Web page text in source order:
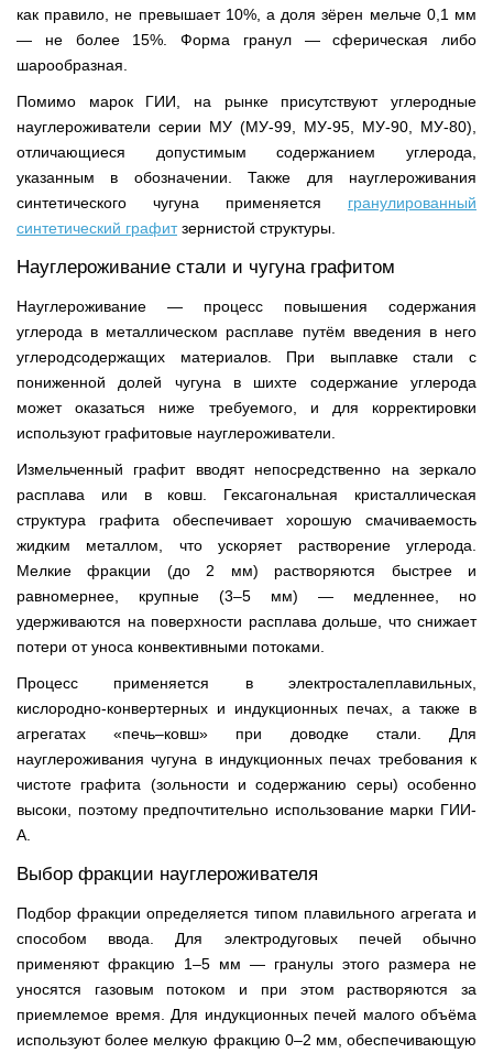
как правило, не превышает 10%, а доля зёрен мельче 0,1 мм
— не более 15%. Форма гранул — сферическая либо
шарообразная.
Помимо марок ГИИ, на рынке присутствуют углеродные
науглероживатели серии МУ (МУ-99, МУ-95, МУ-90, МУ-80),
отличающиеся допустимым содержанием углерода,
указанным в обозначении. Также для науглероживания
синтетического чугуна применяется гранулированный
синтетический графитзернистой структуры.
Науглероживание стали и чугуна графитом
Науглероживание — процесс повышения содержания
углерода в металлическом расплаве путём введения в него
углеродсодержащих материалов. При выплавке стали с
пониженной долей чугуна в шихте содержание углерода
может оказаться ниже требуемого, и для корректировки
используют графитовые науглероживатели.
Измельченный графит вводят непосредственно на зеркало
расплава или в ковш. Гексагональная кристаллическая
структура графита обеспечивает хорошую смачиваемость
жидким металлом, что ускоряет растворение углерода.
Мелкие фракции (до 2 мм) растворяются быстрее и
равномернее, крупные (3–5 мм) — медленнее, но
удерживаются на поверхности расплава дольше, что снижает
потери от уноса конвективными потоками.
Процесс применяется в электросталеплавильных,
кислородно-конвертерных и индукционных печах, а также в
агрегатах «печь–ковш» при доводке стали. Для
науглероживания чугуна в индукционных печах требования к
чистоте графита (зольности и содержанию серы) особенно
высоки, поэтому предпочтительно использование марки ГИИ-
А.
Выбор фракции науглероживателя
Подбор фракции определяется типом плавильного агрегата и
способом ввода. Для электродуговых печей обычно
применяют фракцию 1–5 мм — гранулы этого размера не
уносятся газовым потоком и при этом растворяются за
приемлемое время. Для индукционных печей малого объёма
используют более мелкую фракцию 0–2 мм, обеспечивающую